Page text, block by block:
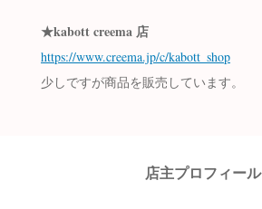
★kabott creema 店
https://www.creema.jp/c/kabott_shop
少しですが商品を販売しています。
店主プロフィール